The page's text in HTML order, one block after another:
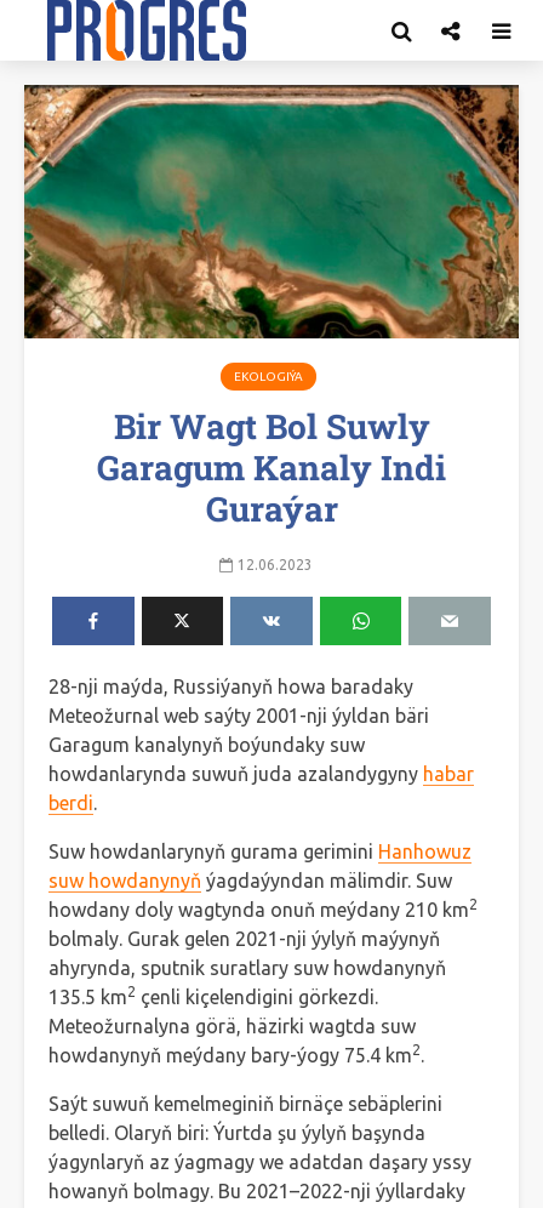
EKOLOGIÝA
Bir Wagt Bol Suwly
Garagum Kanaly Indi
Guraýar
12.06.2023
28-nji maýda, Russiýanyň howa baradaky
Meteožurnal web saýty 2001-nji ýyldan bäri
Garagum kanalynyň boýundaky suw
howdanlarynda suwuň juda azalandygyny habar
berdi.
Suw howdanlarynyň gurama gerimini Hanhowuz
suw howdanynyň ýagdaýyndan mälimdir. Suw
howdany doly wagtynda onuň meýdany 210 km2
bolmaly. Gurak gelen 2021-nji ýylyň maýynyň
ahyrynda, sputnik suratlary suw howdanynyň
135.5 km2 çenli kiçelendigini görkezdi.
Meteožurnalyna görä, häzirki wagtda suw
howdanynyň meýdany bary-ýogy 75.4 km2.
Saýt suwuň kemelmeginiň birnäçe sebäplerini
belledi. Olaryň biri: Ýurtda şu ýylyň başynda
ýagynlaryň az ýagmagy we adatdan daşary yssy
howanyň bolmagy. Bu 2021–2022-nji ýyllardaky